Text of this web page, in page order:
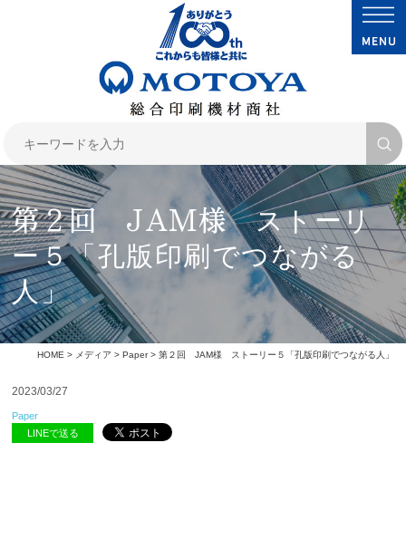
第２回 JAM様 ストーリ
ー５「孔版印刷でつながる
人」
HOME> メディア > Paper> 第２回 JAM様 ストーリー５「孔版印刷でつながる人」
2023/03/27
Paper
LINEで送る